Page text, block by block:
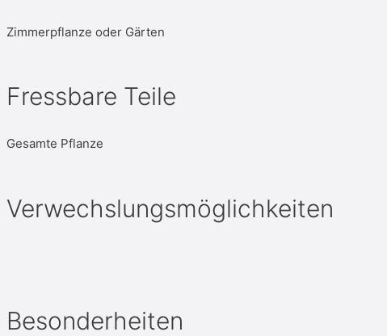
Zimmerpflanze oder Gärten
Fressbare Teile
Gesamte Pflanze
Verwechslungsmöglichkeiten
Besonderheiten